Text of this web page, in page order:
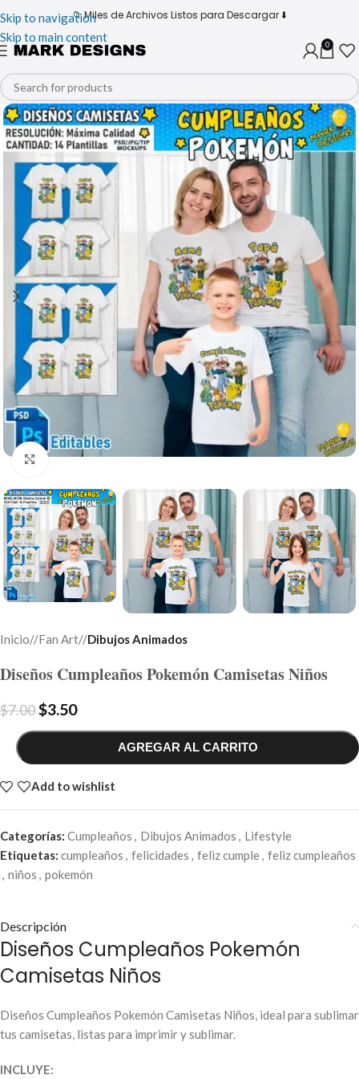
Skip to navigation
Skip to main content
📁 Miles de Archivos Listos para Descargar ⬇️
0
Click to enlarge
Inicio/ Fan Art/ Dibujos Animados
Diseños Cumpleaños Pokemón Camisetas Niños
$7.00$3.50
AGREGAR AL CARRITO
Add to wishlist
Categorías: Cumpleaños , Dibujos Animados , Lifestyle
Etiquetas: cumpleaños , felicidades , feliz cumple, feliz cumpleaños
, niños , pokemón
Descripción
Diseños Cumpleaños Pokemón
Camisetas Niños
Diseños Cumpleaños Pokemón Camisetas Niños, ideal para sublimar
tus camisetas, listas para imprimir y sublimar.
INCLUYE: